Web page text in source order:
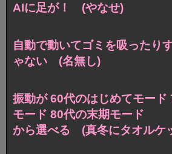
AIに足が！ (やなせ)
自動で動いてゴミを吸ったり
ゃない (名無し)
振動が 60代のはじめてモード
モード 80代の末期モード
から選べる (真冬にタオルケ